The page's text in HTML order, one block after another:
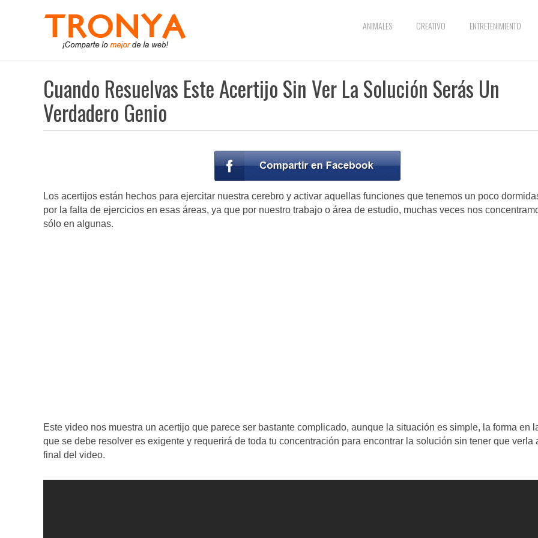
ANIMALES CREATIVO ENTRETENIMIENTO
Cuando Resuelvas Este Acertijo Sin Ver La Solución Serás Un
Verdadero Genio
Los acertijos están hechos para ejercitar nuestra cerebro y activar aquellas funciones que tenemos un poco
por la falta de ejercicios en esas áreas, ya que por nuestro trabajo o área de estudio, muchas veces nos
sólo en algunas.
Este video nos muestra un acertijo que parece ser bastante complicado, aunque la situación es simple, la forma en
que se debe resolver es exigente y requerirá de toda tu concentración para encontrar la solución sin tener que verla
final del video.